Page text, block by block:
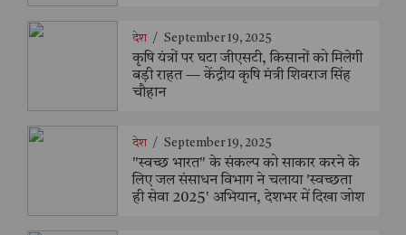
देश / September 19, 2025
कृषि यंत्रों पर घटा जीएसटी, किसानों को मिलेगी
बड़ी राहत — केंद्रीय कृषि मंत्री शिवराज सिंह
चौहान
देश / September 19, 2025
"स्वच्छ भारत" के संकल्प को साकार करने के
लिए जल संसाधन विभाग ने चलाया 'स्वच्छता
ही सेवा 2025' अभियान, देशभर में दिखा जोश